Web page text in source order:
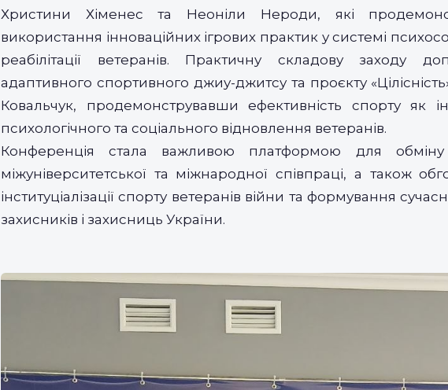
Христини Хіменес та Неоніли Нероди, які
використання інноваційних ігрових практик у системі
реабілітації ветеранів. Практичну складову заходу
адаптивного спортивного джиу-джитсу та проєкту
Ковальчук, продемонструвавши ефективність спорту як
психологічного та соціального відновлення ветеранів.
Конференція стала важливою платформою для обміну
міжуніверситетської та міжнародної співпраці, а також
інституціалізації спорту ветеранів війни та формування
захисників і захисниць України.